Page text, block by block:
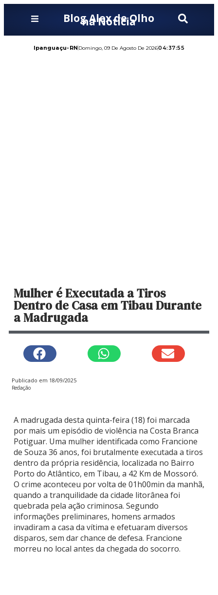
Blog Alex de Olho
na Notícia
Ipanguaçu-RN Domingo, 09 De Agosto De 202604:37:57
Mulher é Executada a Tiros
Dentro de Casa em Tibau Durante
a Madrugada
Publicado em 18/09/2025
Redação
A madrugada desta quinta-feira (18) foi marcada
por mais um episódio de violência na Costa Branca
Potiguar. Uma mulher identificada como Francione
de Souza 36 anos, foi brutalmente executada a tiros
dentro da própria residência, localizada no Bairro
Porto do Atlântico, em Tibau, a 42 Km de Mossoró.
O crime aconteceu por volta de 01h00min da manhã,
quando a tranquilidade da cidade litorânea foi
quebrada pela ação criminosa. Segundo
informações preliminares, homens armados
invadiram a casa da vítima e efetuaram diversos
disparos, sem dar chance de defesa. Francione
morreu no local antes da chegada do socorro.